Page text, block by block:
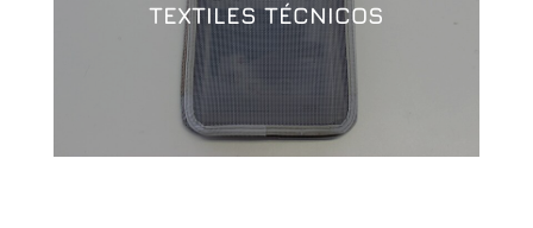
TEXTILES TÉCNICOS